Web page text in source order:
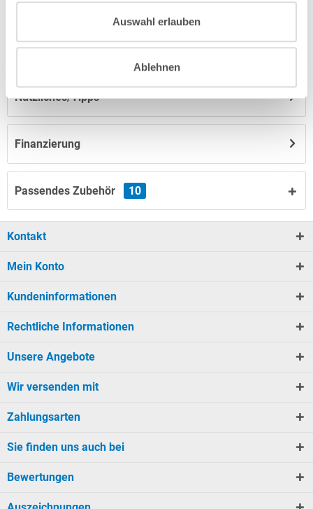
Auswahl erlauben
Ablehnen
Finanzierung
Anleitungen/Datenblätter
Hinweise zum Versand / zur Lagerung
Nützliches/Tipps
Passendes Zubehör 10
Kontakt
Mein Konto
Kundeninformationen
Rechtliche Informationen
Unsere Angebote
Wir versenden mit
Zahlungsarten
Sie finden uns auch bei
Bewertungen